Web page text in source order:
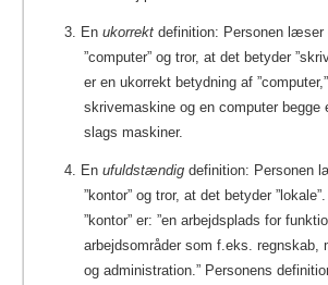
3. En ukorrekt definition: Personen læser
”computer” og tror, at det betyder
er en ukorrekt betydning af
skrivemaskine og en computer begge
slags maskiner.
4. En ufuldstændig definition: Personen
”kontor” og tror, at det betyder
”kontor” er: ”en arbejdsplads for
arbejdsområder som f.eks. regnskab,
og administration.” Personens